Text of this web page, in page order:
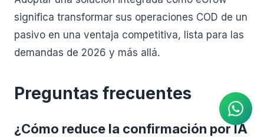
significa transformar sus operaciones COD de un
pasivo en una ventaja competitiva, lista para las
demandas de 2026 y más allá.
Preguntas frecuentes
¿Cómo reduce la confirmación por IA